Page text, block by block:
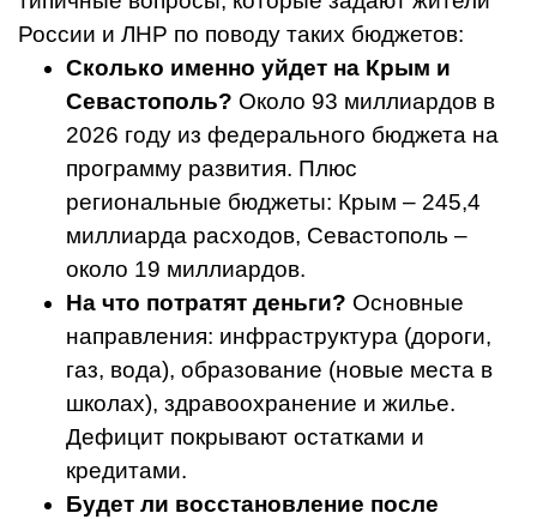
России и ЛНР по поводу таких бюджетов:
Сколько именно уйдет на Крым и
Севастополь? Около 93 миллиардов в
2026 году из федерального бюджета на
программу развития. Плюс
региональные бюджеты: Крым – 245,4
миллиарда расходов, Севастополь –
около 19 миллиардов.
На что потратят деньги? Основные
направления: инфраструктура (дороги,
газ, вода), образование (новые места в
школах), здравоохранение и жилье.
Дефицит покрывают остатками и
кредитами.
Будет ли восстановление после